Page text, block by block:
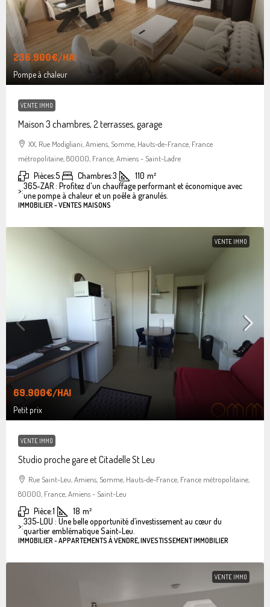
236.900€/HAI
Pompe à chaleur
VENTE IMMO
Maison 3 chambres, 2 terrasses, garage
XX, Rue Modigliani, Amiens, Somme, Hauts-de-France, France
métropolitaine, 80000, France, Amiens - Saint-Ladre
Pièces:5 Chambres:3 110 m²
>:365-ZAR : Profitez d'un chauffage performant et économique avec
une pompe à chaleur et un poêle à granulés.
IMMOBILIER - VENTES MAISONS
VENTE IMMO
69.900€/HAI
Petit prix
VENTE IMMO
Studio proche gare et Citadelle St Leu
Rue Saint-Leu, Amiens, Somme, Hauts-de-France, France métropolitaine,
80000, France, Amiens - Saint-Leu
Pièce:1 18 m²
>:335-LOU : Une belle opportunité d’investissement au cœur du
quartier emblématique Saint-Leu.
IMMOBILIER - APPARTEMENTS À VENDRE, INVESTISSEMENT IMMOBILIER
VENTE IMMO